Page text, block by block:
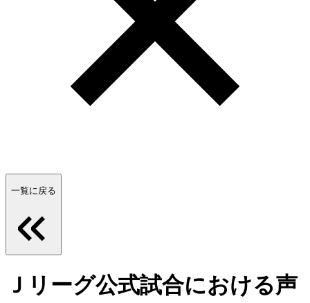
一覧に戻る
Ｊリーグ公式試合における声